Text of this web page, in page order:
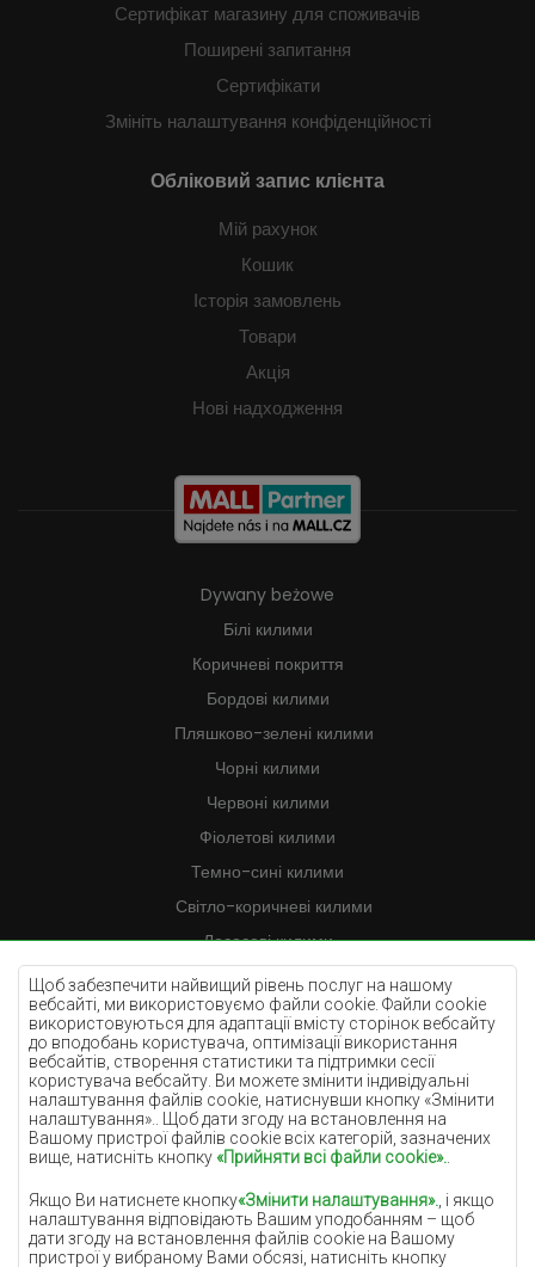
Щоб забезпечити найвищий рівень послуг на нашому
вебсайті, ми використовуємо файли cookie. Файли cookie
використовуються для адаптації вмісту сторінок вебсайту
до вподобань користувача, оптимізації використання
вебсайтів, створення статистики та підтримки сесії
користувача вебсайту. Ви можете змінити індивідуальні
налаштування файлів cookie, натиснувши кнопку «Змінити
налаштування».. Щоб дати згоду на встановлення на
Вашому пристрої файлів cookie всіх категорій, зазначених
вище, натисніть кнопку«Прийняти всі файли cookie».
Якщо Ви натиснете кнопку«Змінити налаштування». , і якщо
налаштування відповідають Вашим уподобанням – щоб
дати згоду на встановлення файлів cookie на Вашому
пристрої у вибраному Вами обсязі, натисніть кнопку
Сертифікат магазину для споживачів
Поширені запитання
Сертифікати
Змініть налаштування конфіденційності
Обліковий запис клієнта
Мій рахунок
Кошик
Історія замовлень
Товари
Акція
Нові надходження
Dywany beżowe
Білі килими
Коричневі покриття
Бордові килими
Пляшково-зелені килими
Чорні килими
Червоні килими
Фіолетові килими
Темно-сині килими
Світло-коричневі килими
Лососеві килими
Кремові килими
Бузкові килими
Жовті килими
М'ятні килими
Блакитні килими
Помаранчеві килими
Сірі покриття
Теракотові покриття